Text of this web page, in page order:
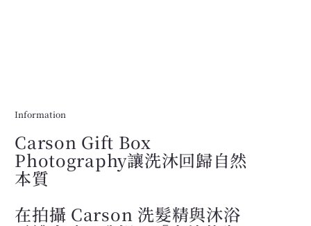
Information
Carson Gift Box
Photography讓洗沐回歸自然
本質
在拍攝 Carson 洗髮精與沐浴